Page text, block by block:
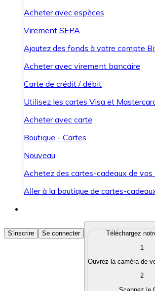
Acheter avec espèces
Virement SEPA
Ajoutez des fonds à votre compte
Acheter avec virement bancaire
Carte de crédit / débit
Utilisez les cartes Visa et
Acheter avec carte
Boutique - Cartes
Nouveau
Achetez des cartes-cadeaux de
Aller à la boutique de cartes-
Acheter des Cryptomonnaies
Achetez les cryptomonnaies qui
Convertissez vos cryptomonnaies
S'inscrire Se connecter
Téléchargez
1
Ouvrez la caméra de
2